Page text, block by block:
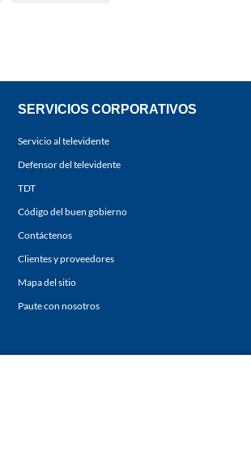
SERVICIOS CORPORATIVOS
Servicio al televidente
Defensor del televidente
TDT
Código del buen gobierno
Contáctenos
Clientes y proveedores
Mapa del sitio
Paute con nosotros